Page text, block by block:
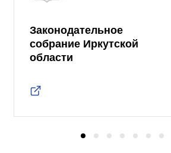
Законодательное
собрание Иркутской
области